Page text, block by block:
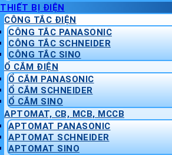
THIẾT BỊ ĐIỆN
CÔNG TẮC ĐIỆN
CÔNG TẮC PANASONIC
CÔNG TẮC SCHNEIDER
CÔNG TẮC SINO
Ổ CẮM ĐIỆN
Ổ CẮM PANASONIC
Ổ CẮM SCHNEIDER
Ổ CẮM SINO
APTOMAT, CB, MCB, MCCB
APTOMAT PANASONIC
APTOMAT SCHNEIDER
APTOMAT SINO